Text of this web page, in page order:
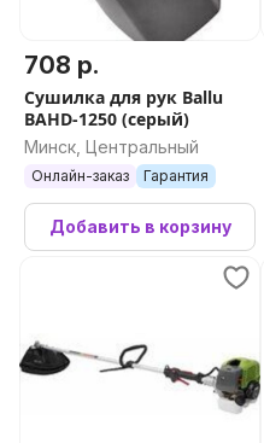
708 р.
Сушилка для рук Ballu
BAHD-1250 (серый)
Минск, Центральный
Онлайн-заказ Гарантия
Добавить в корзину